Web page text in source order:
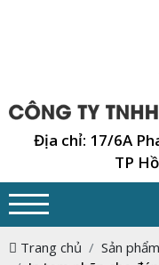
Địa chỉ: 17/6A
TP
Trang chủ Sản phẩm